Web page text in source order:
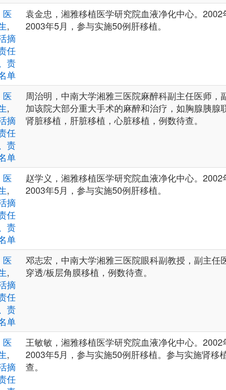
医
,
摘
任
责
单
袁金忠，湘雅移植医学研究院血液净化中心。2002
2003年5月，参与实施50例肝移植。
医
,
摘
任
责
单
周治明，中南大学湘雅三医院麻醉科副主任医师，
加该院大部分重大手术的麻醉和治疗，如胸腺胰腺
肾脏移植，肝脏移植，心脏移植，例数待查。
医
,
摘
任
责
单
赵学义，湘雅移植医学研究院血液净化中心。2002
2003年5月，参与实施50例肝移植。
医
,
摘
任
责
单
邓志宏，中南大学湘雅三医院眼科副教授，副主任
穿透/板层角膜移植，例数待查。
医
,
摘
任
王敏敏，湘雅移植医学研究院血液净化中心。2002
2003年5月，参与实施50例肝移植。参与实施肾移
查。